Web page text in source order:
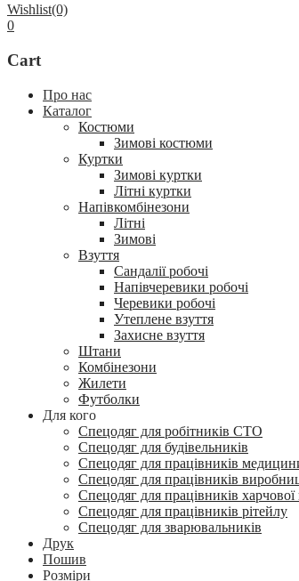
Wishlist(0)
0
Cart
Про нас
Каталог
Костюми
Зимові костюми
Куртки
Зимові куртки
Літні куртки
Напівкомбінезони
Літні
Зимові
Взуття
Сандалії робочі
Напівчеревики робочі
Черевики робочі
Утеплене взуття
Захисне взуття
Штани
Комбінезони
Жилети
Футболки
Для кого
Спецодяг для робітників СТО
Спецодяг для будівельників
Спецодяг для працівників
Спецодяг для працівників
Спецодяг для працівників харчової
Спецодяг для працівників рітейлу
Спецодяг для зварювальників
Друк
Пошив
Розміри